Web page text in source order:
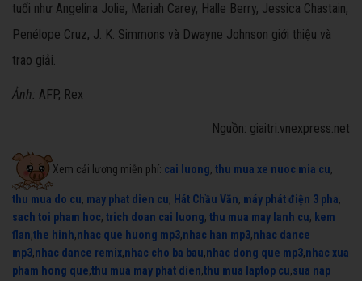
tuổi như Angelina Jolie, Mariah Carey, Halle Berry, Jessica Chastain,
Penélope Cruz, J. K. Simmons và Dwayne Johnson giới thiệu và
trao giải.
Ảnh: AFP, Rex
Nguồn: giaitri.vnexpress.net
Xem cải lương miễn phí: cai luong, thu mua xe nuoc mia cu,
thu mua do cu, may phat dien cu, Hát Chầu Văn, máy phát điện 3 pha,
sach toi pham hoc, trich doan cai luong, thu mua may lanh cu, kem
flan,the hinh,nhac que huong mp3,nhac han mp3,nhac dance
mp3,nhac dance remix,nhac cho ba bau,nhac dong que mp3,nhac xua
pham hong que,thu mua may phat dien,thu mua laptop cu,sua nap